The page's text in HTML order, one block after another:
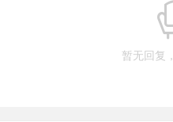
暂无回复